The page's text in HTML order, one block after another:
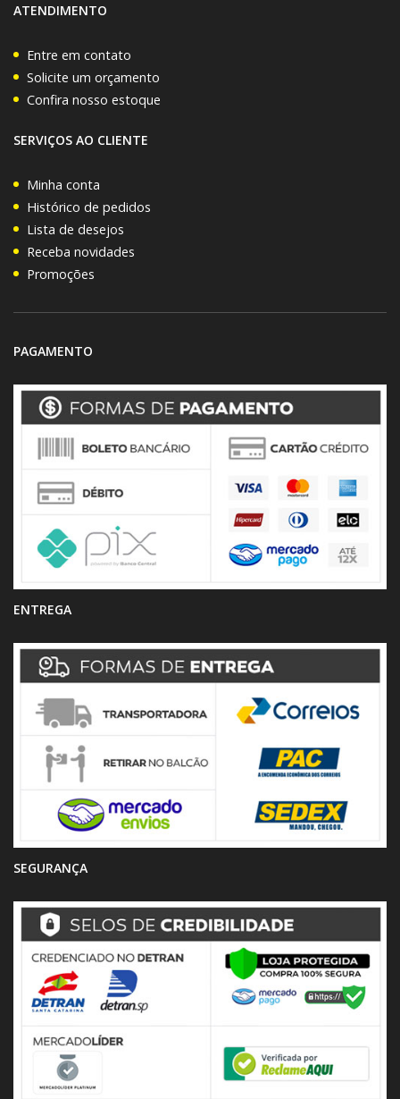
ATENDIMENTO
Entre em contato
Solicite um orçamento
Confira nosso estoque
SERVIÇOS AO CLIENTE
Minha conta
Histórico de pedidos
Lista de desejos
Receba novidades
Promoções
PAGAMENTO
ENTREGA
SEGURANÇA